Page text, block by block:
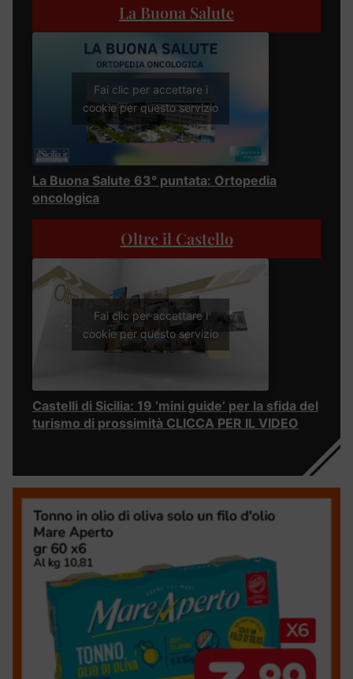
La Buona Salute
Fai clic per accettare i
cookie per questo servizio
La Buona Salute 63° puntata: Ortopedia
oncologica
Oltre il Castello
Fai clic per accettare i
cookie per questo servizio
Castelli di Sicilia: 19 ‘mini guide’ per la sfida del
turismo di prossimità CLICCA PER IL VIDEO